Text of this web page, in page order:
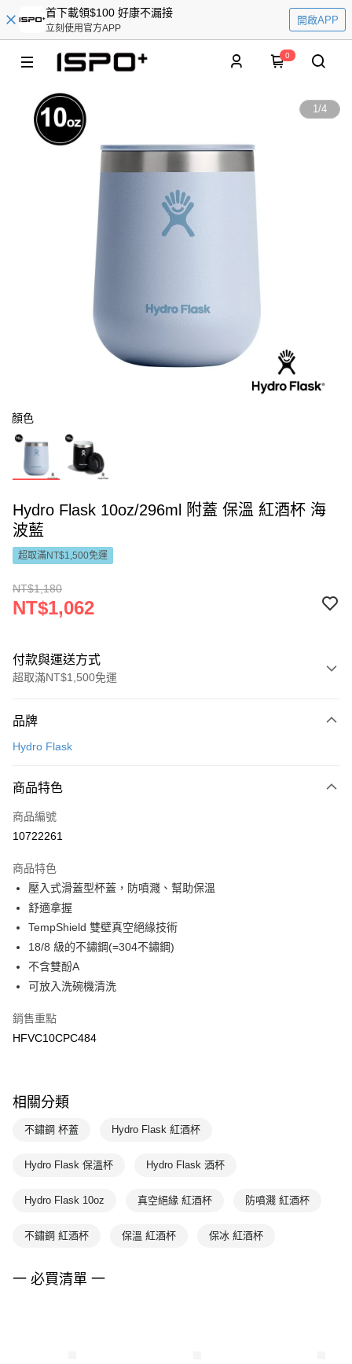
首下載領$100 好康不漏接
立刻使用官方APP
開啟APP
0
1/4
顏色
Hydro Flask 10oz/296ml 附蓋 保溫 紅酒杯 海
波藍
超取滿NT$1,500免運
NT$1,180
NT$1,062
付款與運送方式
超取滿NT$1,500免運
信用卡一次付款
Apple Pay
悠遊付
7-11取貨(快速到店)
每筆NT$100，滿NT$1,500(含以上)免運費
宅配-本島
每筆NT$100，滿NT$1,500(含以上)免運費
品牌
Hydro Flask
商品特色
商品編號
10722261
商品特色
壓入式滑蓋型杯蓋，防噴濺、幫助保溫
舒適拿握
TempShield 雙壁真空絕緣技術
18/8 級的不鏽鋼(=304不鏽鋼)
不含雙酚A
可放入洗碗機清洗
銷售重點
HFVC10CPC484
相關分類
不鏽鋼 杯蓋 Hydro Flask 紅酒杯
Hydro Flask 保溫杯 Hydro Flask 酒杯
Hydro Flask 10oz 真空絕緣 紅酒杯 防噴濺 紅酒杯
不鏽鋼 紅酒杯 保溫 紅酒杯 保冰 紅酒杯
一 必買清單 一